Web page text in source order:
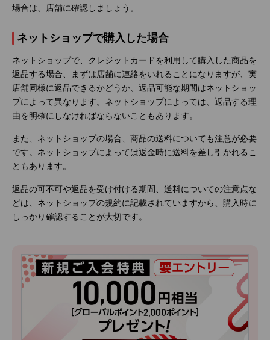
場合は、店舗に確認しましょう。
ネットショップで購入した場合
ネットショップで、クレジットカードを利用して購入した商品を
返品する場合、まずは店舗に連絡をいれることになりますが、実
店舗同様に返品できるかどうか、返品可能な期間はネットショッ
プによって異なります。ネットショップによっては、返品する理
由を明確にしなければならないこともあります。
また、ネットショップの場合、商品の送料についても注意が必要
です。ネットショップによっては返金時に送料を差し引かれるこ
ともあります。
返品の可不可や返品を受け付ける期間、送料についての注意点な
どは、ネットショップの規約に記載されていますから、購入時に
しっかり確認することが大切です。